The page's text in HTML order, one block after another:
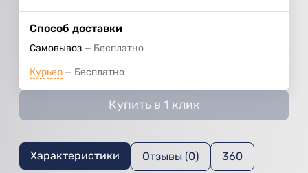
Способ доставки
Самовывоз Бесплатно
Курьер Бесплатно
Купить в 1 клик
Характеристики Отзывы (0) 360